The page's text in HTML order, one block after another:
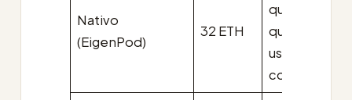
Nativo
(EigenPod)
32 ETH
queue +
queue di
uscita
consenso